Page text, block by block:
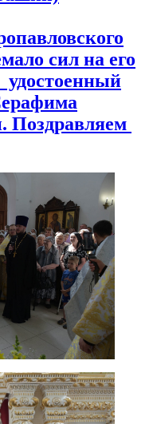
сил на его
удостоенный
Поздравляем